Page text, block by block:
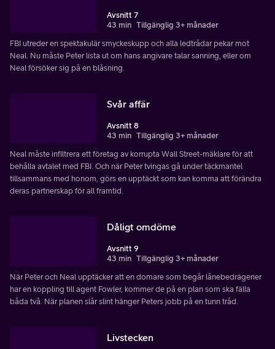
Avsnitt 7
43 min Tillgänglig 3+ månader
FBI utreder en spektakulär smyckeskupp och alla ledtrådar pekar mot
Neal. Nu måste Peter lista ut om hans angivare talar sanning, eller om
Neal försöker sig på en blåsning.
Svår affär
Avsnitt 8
43 min Tillgänglig 3+ månader
Neal måste infiltrera ett företag av korrupta Wall Street-mäklare för att
behålla avtalet med FBI. Och när Peter tvingas gå under täckmantel
tillsammans med honom, görs en upptäckt som kan komma att förändra
deras partnerskap för all framtid.
Dåligt omdöme
Avsnitt 9
43 min Tillgänglig 3+ månader
När Peter och Neal upptäcker att en domare som begår lånebedrägerier
har en koppling till agent Fowler, kommer de på en plan som ska fälla
båda två. När planen slår slint hänger Peters jobb på en tunn tråd.
Livstecken